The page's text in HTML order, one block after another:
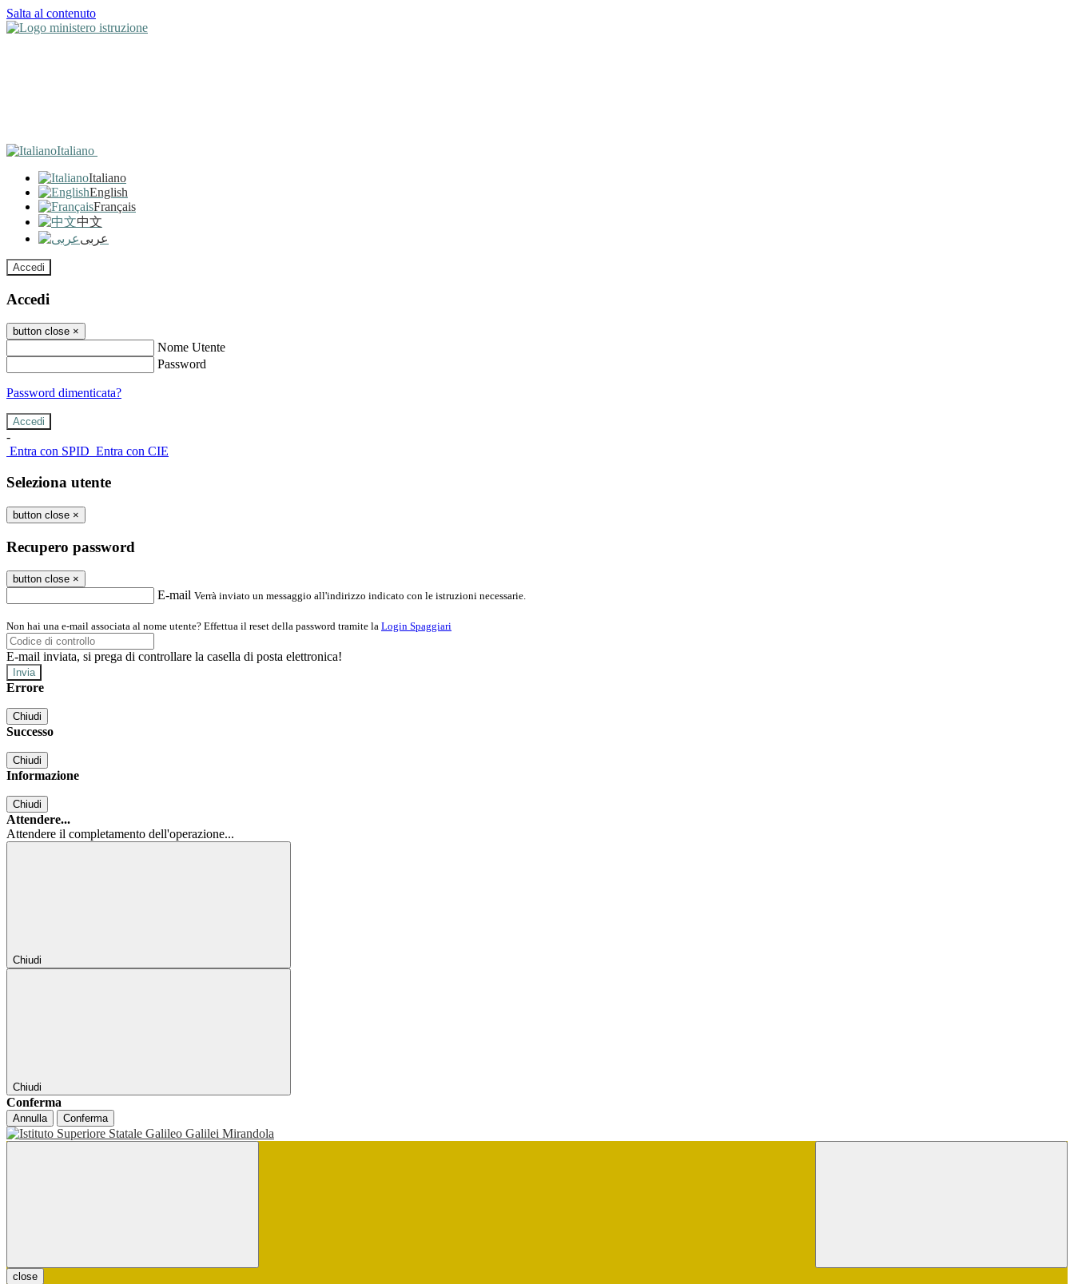
Salta al contenuto
Italiano
Italiano
English
Français
中文
عربى
Accedi
Accedi
button close ×
Nome Utente
Password
Password dimenticata?
-
Entra con SPID Entra con CIE
Seleziona utente
button close ×
Recupero password
button close ×
E-mail Verrà inviato un messaggio all'indirizzo indicato con le istruzioni necessarie.
Non hai una e-mail associata al nome utente? Effettua il reset della password tramite la Login Spaggiari
E-mail inviata, si prega di controllare la casella di posta elettronica!
Errore
Chiudi
Successo
Chiudi
Informazione
Chiudi
Attendere...
Attendere il completamento dell'operazione...
Chiudi
Chiudi
Conferma
Annulla Conferma
close